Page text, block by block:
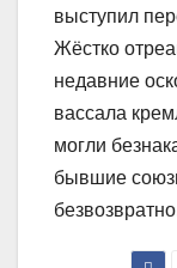
выступил
Жёстко
недавние
вассала
могли
бывшие